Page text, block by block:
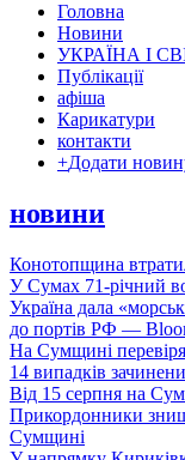
Головна
Новини
УКРАЇНА І
Публікації
афіша
Карикатури
контакти
+Додати
новини
Конотопщина
У Сумах 71-річний
Україна дала
до портів РФ —
На Сумщині
14 випадків
Від 15 серпня на
Прикордонники
Сумщині